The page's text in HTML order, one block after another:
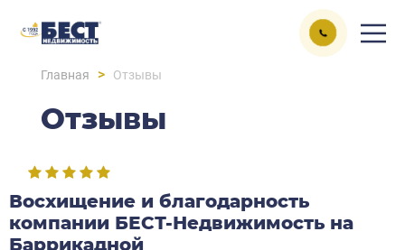
Главная > Отзывы
Отзывы
Восхищение и благодарность
компании БЕСТ-Недвижимость на
Баррикадной